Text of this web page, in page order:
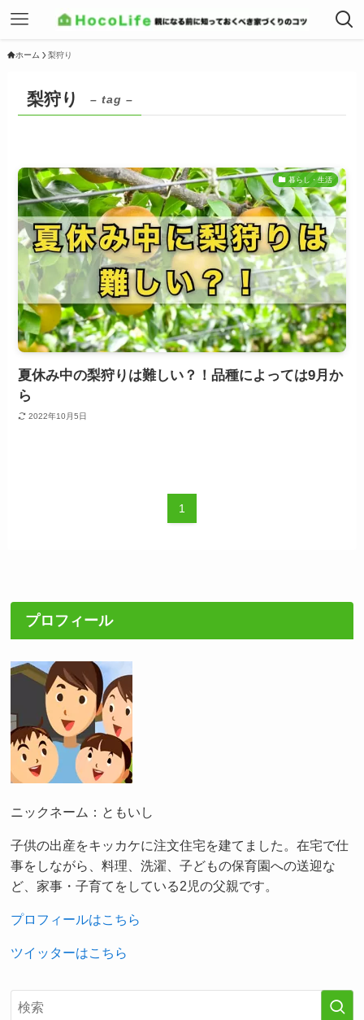
ホーム 梨狩り
梨狩り – tag –
暮らし・生活
夏休み中の梨狩りは難しい？！品種によっては9月か
ら
2022年10月5日
1
プロフィール
ニックネーム：ともいし
子供の出産をキッカケに注文住宅を建てました。在宅で仕
事をしながら、料理、洗濯、子どもの保育園への送迎な
ど、家事・子育てをしている2児の父親です。
プロフィールはこちら
ツイッターはこちら